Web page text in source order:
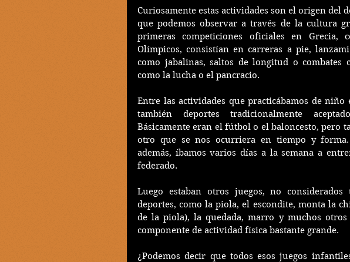
Curiosamente estas actividades son el origen del
que podemos observar a través de la cultura
primeras competiciones oficiales en Grecia,
Olímpicos, consistían en carreras a pie,
como jabalinas, saltos de longitud o combates
como la lucha o el pancracio.
Entre las actividades que practicábamos de niño
también deportes tradicionalmente
Básicamente eran el fútbol o el baloncesto, pero
otro que se nos ocurriera en tiempo y forma.
además, íbamos varios días a la semana a
federado.
Luego estaban otros juegos, no considerados
deportes, como la piola, el escondite, monta la
de la piola), la quedada, marro y muchos
componente de actividad física bastante grande.
¿Podemos decir que todos esos juegos